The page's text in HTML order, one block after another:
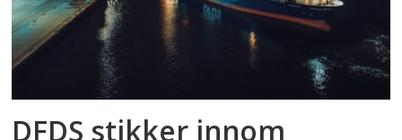
DFDS stikker innom